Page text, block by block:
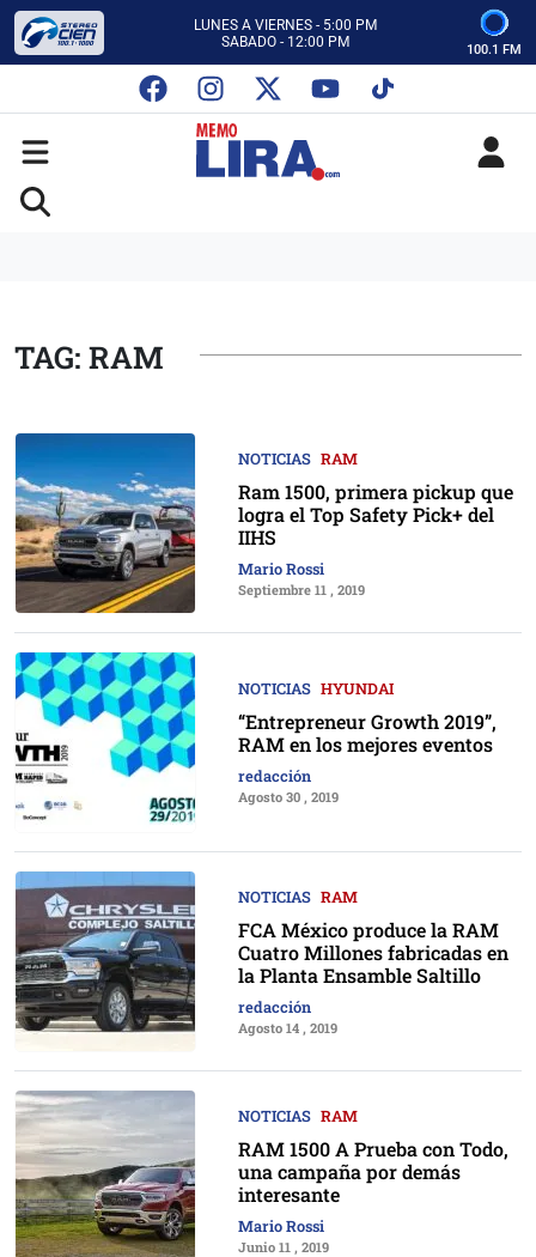
LUNES A VIERNES - 5:00 PM
SABADO - 12:00 PM
CON MEMO LIRA Y SU EQUIPO
LUNES A VIERNES - 5:00 PM
SABADO - 12:00 PM
100.1 FM
TAG: RAM
NOTICIAS RAM
Ram 1500, primera pickup que
logra el Top Safety Pick+ del
IIHS
Mario Rossi
Septiembre 11 , 2019
NOTICIAS HYUNDAI
“Entrepreneur Growth 2019”,
RAM en los mejores eventos
redacción
Agosto 30 , 2019
NOTICIAS RAM
FCA México produce la RAM
Cuatro Millones fabricadas en
la Planta Ensamble Saltillo
redacción
Agosto 14 , 2019
NOTICIAS RAM
RAM 1500 A Prueba con Todo,
una campaña por demás
interesante
Mario Rossi
Junio 11 , 2019